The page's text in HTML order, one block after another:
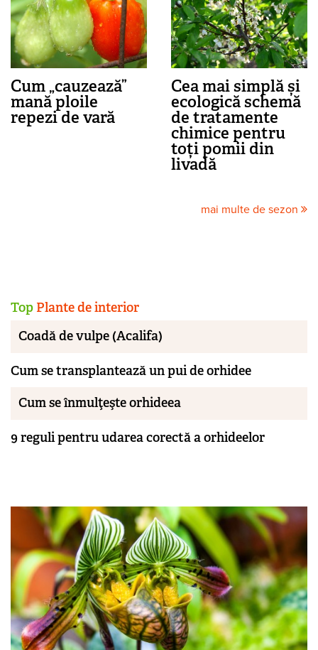
Cum „cauzează”
mană ploile
repezi de vară
Cea mai simplă și
ecologică schemă
de tratamente
chimice pentru
toți pomii din
livadă
mai multe de sezon
Top Plante de interior
Coadă de vulpe (Acalifa)
Cum se transplantează un pui de orhidee
Cum se înmulţeşte orhideea
9 reguli pentru udarea corectă a orhideelor